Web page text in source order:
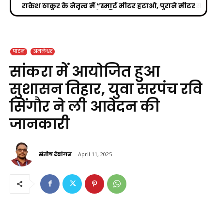
सड़क हादसे के बाद उपचाररत किरण सिंह देव से मिले सांसद
विजय बघेल
पाटन अमलेश्वर
सांकरा में आयोजित हुआ
सुशासन तिहार, युवा सरपंच रवि
सिंगौर ने ली आवेदन की
जानकारी
संतोष देवांगन April 11, 2025